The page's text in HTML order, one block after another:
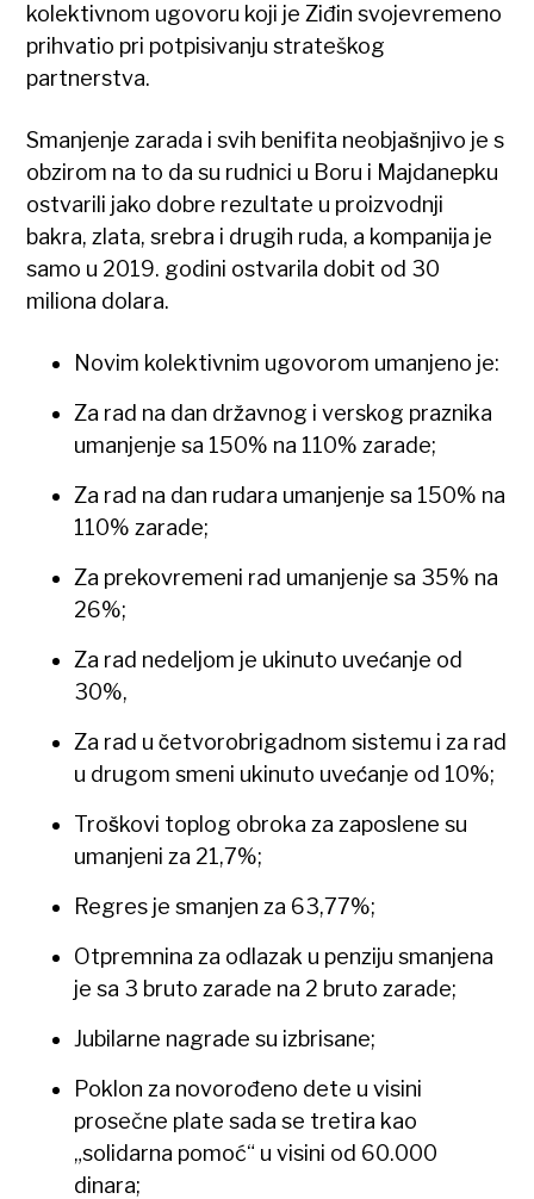
kolektivnom ugovoru koji je Ziđin svojevremeno
prihvatio pri potpisivanju strateškog
partnerstva.
Smanjenje zarada i svih benifita neobjašnjivo je s
obzirom na to da su rudnici u Boru i Majdanepku
ostvarili jako dobre rezultate u proizvodnji
bakra, zlata, srebra i drugih ruda, a kompanija je
samo u 2019. godini ostvarila dobit od 30
miliona dolara.
Novim kolektivnim ugovorom umanjeno je:
Za rad na dan državnog i verskog praznika
umanjenje sa 150% na 110% zarade;
Za rad na dan rudara umanjenje sa 150% na
110% zarade;
Za prekovremeni rad umanjenje sa 35% na
26%;
Za rad nedeljom je ukinuto uvećanje od
30%,
Za rad u četvorobrigadnom sistemu i za rad
u drugom smeni ukinuto uvećanje od 10%;
Troškovi toplog obroka za zaposlene su
umanjeni za 21,7%;
Regres je smanjen za 63,77%;
Otpremnina za odlazak u penziju smanjena
je sa 3 bruto zarade na 2 bruto zarade;
Jubilarne nagrade su izbrisane;
Poklon za novorođeno dete u visini
prosečne plate sada se tretira kao
„solidarna pomoć“ u visini od 60.000
dinara;